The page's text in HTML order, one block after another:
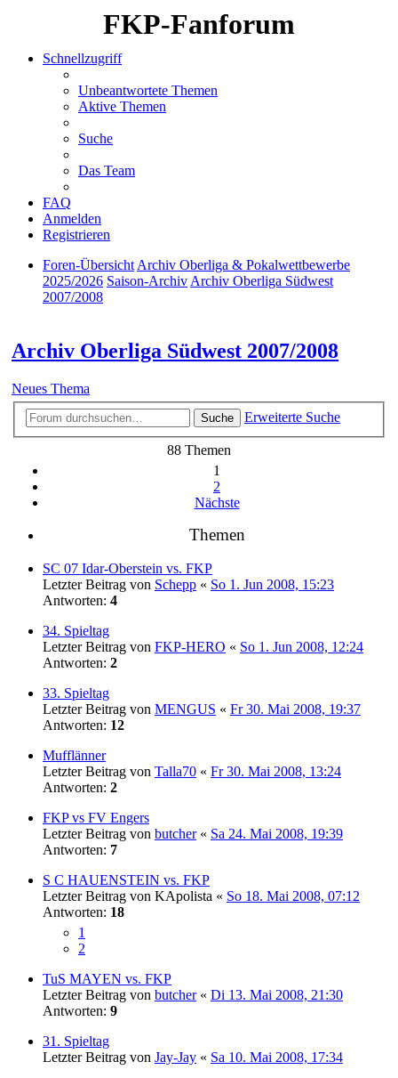
FKP-Fanforum
Schnellzugriff
Unbeantwortete Themen
Aktive Themen
Suche
Das Team
FAQ
Anmelden
Registrieren
Foren-Übersicht Archiv Oberliga & Pokalwettbewerbe
2025/2026 Saison-Archiv Archiv Oberliga Südwest
2007/2008
Archiv Oberliga Südwest 2007/2008
Neues Thema
Suche Erweiterte Suche
88 Themen
1
2
Nächste
Themen
SC 07 Idar-Oberstein vs. FKP
Letzter Beitrag von Schepp « So 1. Jun 2008, 15:23
Antworten: 4
34. Spieltag
Letzter Beitrag von FKP-HERO « So 1. Jun 2008, 12:24
Antworten: 2
33. Spieltag
Letzter Beitrag von MENGUS « Fr 30. Mai 2008, 19:37
Antworten: 12
Mufflänner
Letzter Beitrag von Talla70 « Fr 30. Mai 2008, 13:24
Antworten: 2
FKP vs FV Engers
Letzter Beitrag von butcher« Sa 24. Mai 2008, 19:39
Antworten: 7
S C HAUENSTEIN vs. FKP
Letzter Beitrag von KApolista « So 18. Mai 2008, 07:12
Antworten: 18
1
2
TuS MAYEN vs. FKP
Letzter Beitrag von butcher« Di 13. Mai 2008, 21:30
Antworten: 9
31. Spieltag
Letzter Beitrag von Jay-Jay « Sa 10. Mai 2008, 17:34